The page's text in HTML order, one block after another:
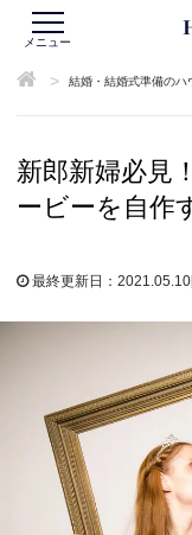
メニュー
> 結婚・結婚式準備のハ
新郎新婦必見
ービーを自作
最終更新日：2021.05.10